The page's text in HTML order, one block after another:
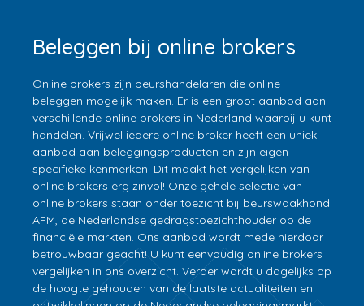
Beleggen bij online brokers
Online brokers zijn beurshandelaren die online
beleggen mogelijk maken. Er is een groot aanbod aan
verschillende online brokers in Nederland waarbij u kunt
handelen. Vrijwel iedere online broker heeft een uniek
aanbod aan beleggingsproducten en zijn eigen
specifieke kenmerken. Dit maakt het vergelijken van
online brokers erg zinvol! Onze gehele selectie van
online brokers staan onder toezicht bij beurswaakhond
AFM, de Nederlandse gedragstoezichthouder op de
financiële markten. Ons aanbod wordt mede hierdoor
betrouwbaar geacht! U kunt eenvoudig online brokers
vergelijken in ons overzicht. Verder wordt u dagelijks op
de hoogte gehouden van de laatste actualiteiten en